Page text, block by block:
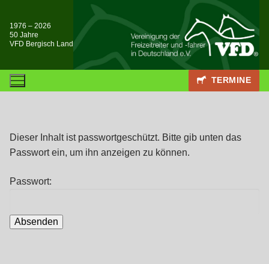
Inhalt
springen
1976 – 2026
50 Jahre
VFD Bergisch Land
TERMINE
Dieser Inhalt ist passwortgeschützt. Bitte gib unten das
Passwort ein, um ihn anzeigen zu können.
Passwort: